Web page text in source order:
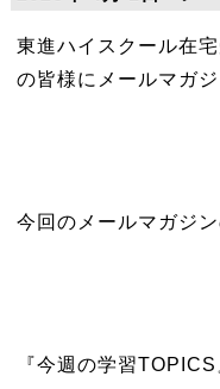
東進ハイスクール在
の皆様にメールマガ
今回のメールマガジ
『今週の学習TOPICS